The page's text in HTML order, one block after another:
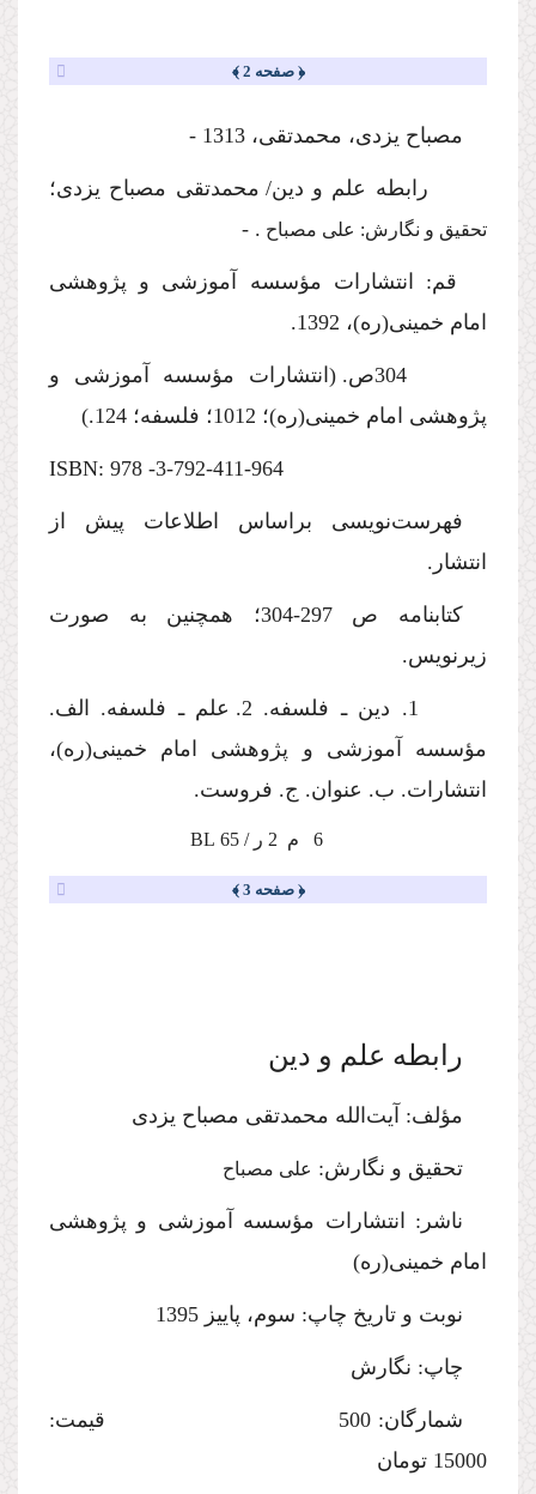
﴿ صفحه 2 ﴾
مصباح یزدی، محمدتقی، 1313 -
رابطه علم و دین/ محمدتقی مصباح یزدی؛
تحقیق و نگارش: علی مصباح . -
قم: انتشارات مؤسسه آموزشی و پژوهشی
امام خمینی(ره)، 139 2
.
304ص
. (انتشارات مؤسسه آموزشی و
پژوهشی امام خمینی(ره)؛ 1012؛ فلسفه؛ 124
.)
3-792-411-964- 978
:ISBN
فهرست‌نویسی براساس اطلاعات پیش از
انتشار.
کتابنامه ص 297-304؛ همچنین
به صورت
زیرنویس.
دین ـ فلسفه. 2. علم ـ فلسفه. الف.
مؤسسه آموزشی و پژوهشی امام خمینی(ره)،
انتشارات. ب. عنوان. ج. فروست.
6 م 2 ر /
65
BL
﴿ صفحه 3 ﴾
رابطه علم و دین
مؤلف: آیت‌الله محمدتقی مصباح یزدی
تحقیق و نگارش: علی مصباح
ناشر: انتشارات مؤسسه آموزشی و پژوهشی
امام خمینی(ره)
نوبت و تاریخ چاپ: سوم، پاییز 1395
چاپ: نگارش
شمارگان:500 قیمت:
15000 تومان